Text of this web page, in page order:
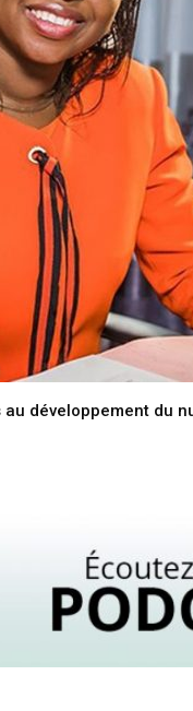
développement du